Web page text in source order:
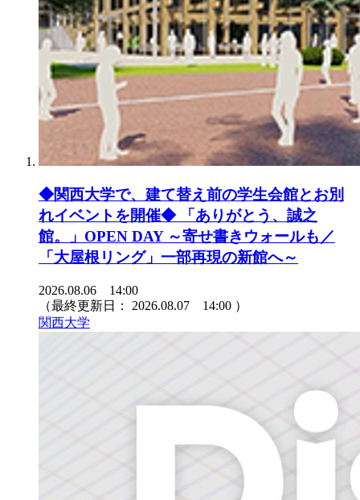
◆関西大学で、建て替え前の学生会館とお別
れイベントを開催◆ 「ありがとう、誠之
館。」OPEN DAY ～寄せ書きウォールも／
「大屋根リング」一部再現の新館へ～
2026.08.06 14:00
（最終更新日： 2026.08.07 14:00 ）
関西大学